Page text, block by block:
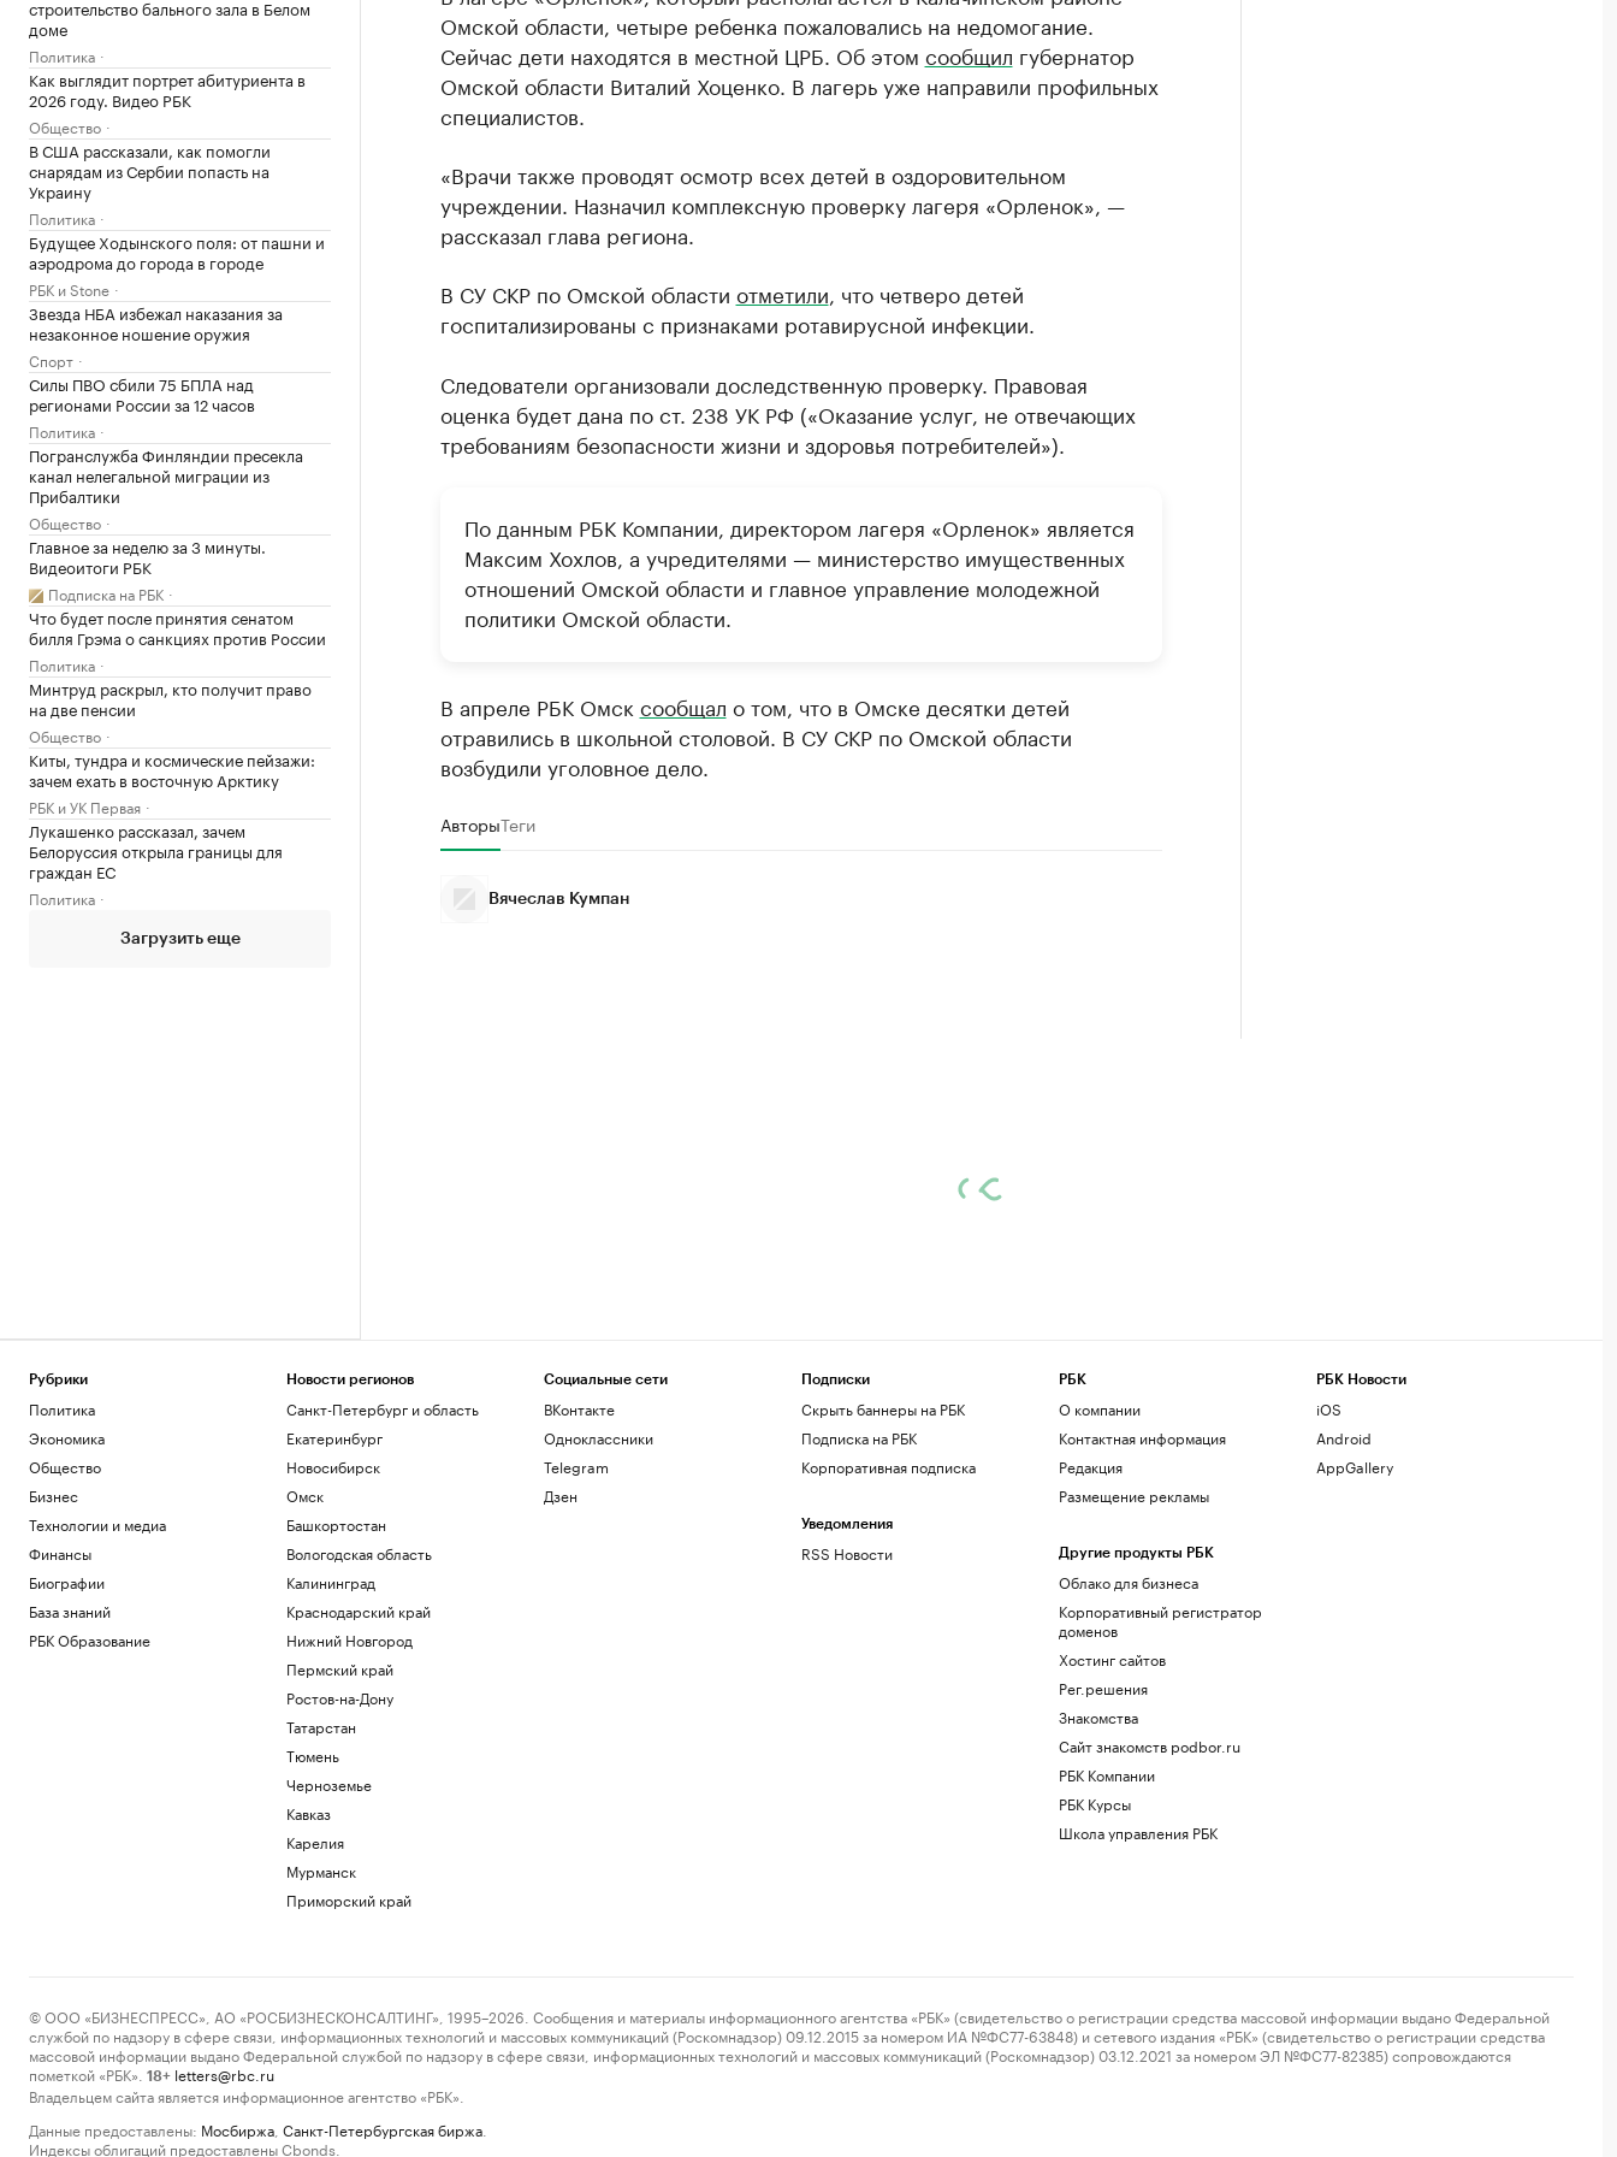
строительство бального зала в Белом
доме
Политика
Как выглядит портрет абитуриента в
2026 году. Видео РБК
Общество
В США рассказали, как помогли
снарядам из Сербии попасть на
Украину
Политика
Будущее Ходынского поля: от пашни и
аэродрома до города в городе
РБК и Stone
Звезда НБА избежал наказания за
незаконное ношение оружия
Спорт
Силы ПВО сбили 75 БПЛА над
регионами России за 12 часов
Политика
Погранслужба Финляндии пресекла
канал нелегальной миграции из
Прибалтики
Общество
Главное за неделю за 3 минуты.
Видеоитоги РБК
Подписка на РБК
Что будет после принятия сенатом
билля Грэма о санкциях против России
Политика
Минтруд раскрыл, кто получит право
на две пенсии
Общество
Киты, тундра и космические пейзажи:
зачем ехать в восточную Арктику
РБК и УК Первая
Лукашенко рассказал, зачем
Белоруссия открыла границы для
граждан ЕС
Политика
Загрузить еще
Омской области, четыре ребенка пожаловались на недомогание.
Сейчас дети находятся в местной ЦРБ. Об этом сообщил губернатор
Омской области Виталий Хоценко. В лагерь уже направили профильных
специалистов.
«Врачи также проводят осмотр всех детей в оздоровительном
учреждении. Назначил комплексную проверку лагеря «Орленок», —
рассказал глава региона.
В СУ СКР по Омской области отметили , что четверо детей
госпитализированы с признаками ротавирусной инфекции.
Следователи организовали доследственную проверку. Правовая
оценка будет дана по ст. 238 УК РФ («Оказание услуг, не отвечающих
требованиям безопасности жизни и здоровья потребителей»).
По данным РБК Компании, директором лагеря «Орленок» является
Максим Хохлов, а учредителями — министерство имущественных
отношений Омской области и главное управление молодежной
политики Омской области.
В апреле РБК Омск сообщал о том, что в Омске десятки детей
отравились в школьной столовой. В СУ СКР по Омской области
возбудили уголовное дело.
АвторыТеги
Вячеслав Кумпан
Рубрики
Политика
Экономика
Общество
Бизнес
Технологии и медиа
Финансы
Биографии
База знаний
РБК Образование
Новости регионов
Санкт-Петербург и область
Екатеринбург
Новосибирск
Омск
Башкортостан
Вологодская область
Калининград
Краснодарский край
Нижний Новгород
Пермский край
Ростов-на-Дону
Татарстан
Тюмень
Черноземье
Кавказ
Карелия
Мурманск
Приморский край
Социальные сети
ВКонтакте
Одноклассники
Telegram
Дзен
Подписки
Скрыть баннеры на РБК
Подписка на РБК
Корпоративная подписка
Уведомления
RSS Новости
РБК
О компании
Контактная информация
Редакция
Размещение рекламы
Другие продукты РБК
Облако для бизнеса
Корпоративный регистратор
доменов
Хостинг сайтов
Рег.решения
Знакомства
Сайт знакомств podbor.ru
РБК Компании
РБК Курсы
Школа управления РБК
РБК Новости
iOS
Android
AppGallery
© ООО «БИЗНЕСПРЕСС», АО «РОСБИЗНЕСКОНСАЛТИНГ», 1995–2026. Сообщения и материалы информационного агентства «РБК» (свидетельство о регистрации средства массовой информации выдано Федеральной
службой по надзору в сфере связи, информационных технологий и массовых коммуникаций (Роскомнадзор) 09.12.2015 за номером ИА №ФС77-63848) и сетевого издания «РБК» (свидетельство о регистрации средства
массовой информации выдано Федеральной службой по надзору в сфере связи, информационных технологий и массовых коммуникаций (Роскомнадзор) 03.12.2021 за номером ЭЛ №ФС77-82385) сопровождаются
пометкой «РБК».
18+ letters@rbc.ru
Владельцем сайта является информационное агентство «РБК».
Данные предоставлены: Мосбиржа Санкт-Петербургская биржа
Индексы облигаций предоставлены Cbonds.